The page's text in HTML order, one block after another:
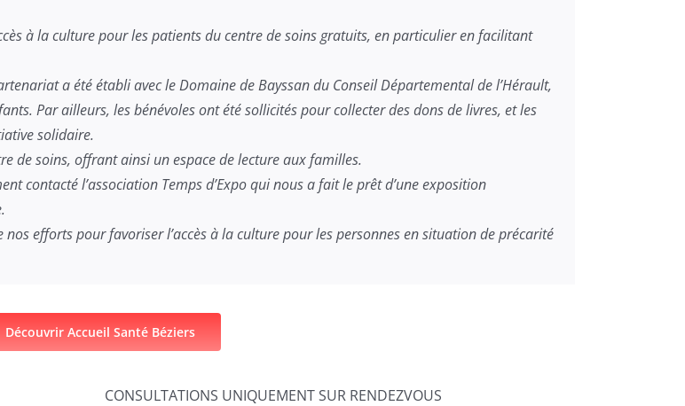
à la culture pour les patients du centre de soins gratuits, en particulier en facilitant
a été établi avec le Domaine de Bayssan du Conseil Départemental de l’Hérault,
Par ailleurs, les bénévoles ont été sollicités pour collecter des dons de livres, et les
solidaire.
de soins, offrant ainsi un espace de lecture aux familles.
contacté l’association Temps d’Expo qui nous a fait le prêt d’une exposition
efforts pour favoriser l’accès à la culture pour les personnes en situation de précarité
Découvrir Accueil Santé Béziers
CONSULTATIONS UNIQUEMENT SUR RENDEZVOUS